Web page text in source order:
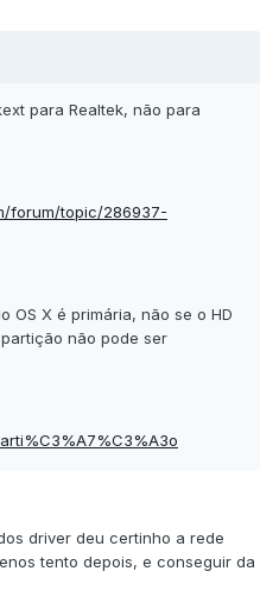
para Realtek, não para
forum/topic/286937-
OS X é primária, não se o HD
não pode ser
driver deu certinho a rede
tento depois, e conseguir da